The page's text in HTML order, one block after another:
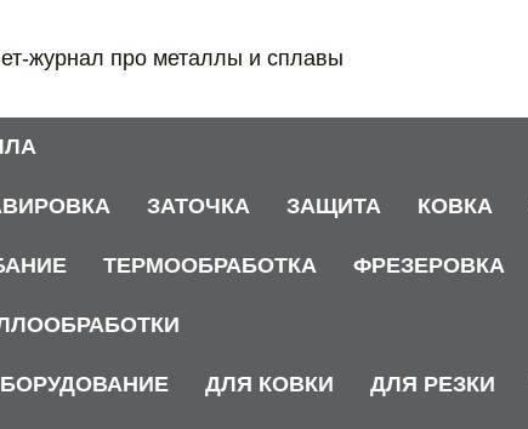
журнал про металлы и сплавы
ЗАТОЧКА ЗАЩИТА КОВКА
ТЕРМООБРАБОТКА ФРЕЗЕРОВКА
ДЛЯ КОВКИ ДЛЯ РЕЗКИ